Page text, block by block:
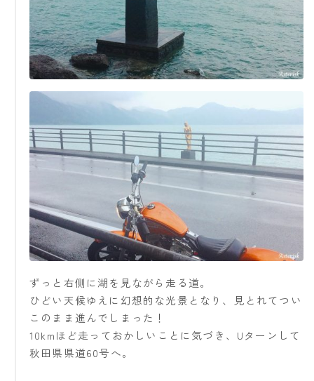
ずっと右側に湖を見ながら走る道。
ひどい天候ゆえに幻想的な光景となり、見とれてつい
このまま進んでしまった！
10kmほど走っておかしいことに気づき、Uターンして
秋田県県道60号へ。